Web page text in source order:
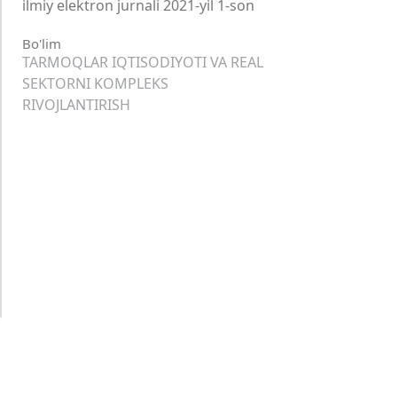
ilmiy elektron jurnali 2021-yil 1-son
Bo'lim
TARMOQLAR IQTISODIYOTI VA REAL
SEKTORNI KOMPLEKS
RIVOJLANTIRISH